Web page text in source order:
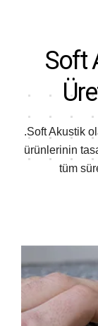
Soft
.Soft Akustik
ürünlerinin
tüm